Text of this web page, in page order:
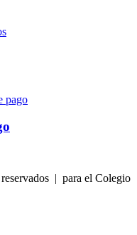
| para el Colegio